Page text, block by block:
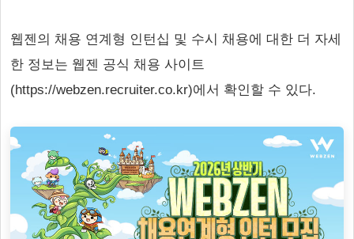
웹젠의 채용 연계형 인턴십 및 수시 채용에 대한 더 자세
한 정보는 웹젠 공식 채용 사이트
(https://webzen.recruiter.co.kr)에서 확인할 수 있다.